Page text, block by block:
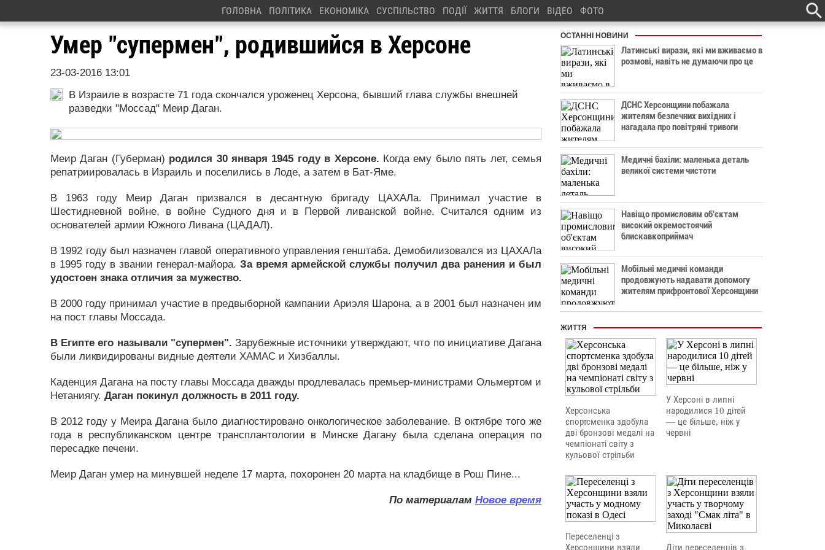
ГОЛОВНА ПОЛІТИКА ЕКОНОМІКА СУСПІЛЬСТВО ПОДІЇ ЖИТТЯ БЛОГИ ВІДЕО ФОТО
Умер "супермен", родившийся в Херсоне
23-03-2016 13:01
В Израиле в возрасте 71 года скончался уроженец Херсона, бывший глава службы внешней
разведки "Моссад" Меир Даган.
Меир Даган (Губерман) родился 30 января 1945 году в Херсоне. Когда ему было пять лет, семья
репатриировалась в Израиль и поселились в Лоде, а затем в Бат-Яме.
В 1963 году Меир Даган призвался в десантную бригаду ЦАХАЛа. Принимал участие в
Шестидневной войне, в войне Судного дня и в Первой ливанской войне. Считался одним из
основателей армии Южного Ливана (ЦАДАЛ).
В 1992 году был назначен главой оперативного управления генштаба. Демобилизовался из ЦАХАЛа
в 1995 году в звании генерал-майора. За время армейской службы получил два ранения и был
удостоен знака отличия за мужество.
В 2000 году принимал участие в предвыборной кампании Ариэля Шарона, а в 2001 был назначен им
на пост главы Моссада.
В Египте его называли "супермен". Зарубежные источники утверждают, что по инициативе Дагана
были ликвидированы видные деятели ХАМАС и Хизбаллы.
Каденция Дагана на посту главы Моссада дважды продлевалась премьер-министрами Ольмертом и
Нетаниягу. Даган покинул должность в 2011 году.
В 2012 году у Меира Дагана было диагностировано онкологическое заболевание. В октябре того же
года в республиканском центре трансплантологии в Минске Дагану была сделана операция по
пересадке печени.
Меир Даган умер на минувшей неделе 17 марта, похоронен 20 марта на кладбище в Рош Пине...
По материалам Новое время
ОСТАННІ НОВИНИ
Латинські вирази, які ми вживаємо в
розмові, навіть не думаючи про це
ДСНС Херсонщини побажала
жителям безпечних вихідних і
нагадала про повітряні тривоги
Медичні бахіли: маленька деталь
великої системи чистоти
Навіщо промисловим об'єктам
високий окремостоячий
блискавкоприймач
Мобільні медичні команди
продовжують надавати допомогу
жителям прифронтової Херсонщини
ЖИТТЯ
Херсонська
спортсменка здобула
дві бронзові медалі на
чемпіонаті світу з
кульової стрільби
У Херсоні в липні
народилися 10 дітей
— це більше, ніж у
червні
Переселенці з
Херсонщини взяли
Діти переселенців з